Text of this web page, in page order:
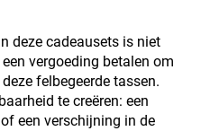
deze cadeausets is niet
vergoeding betalen om
felbegeerde tassen.
te creëren: een
een verschijning in de